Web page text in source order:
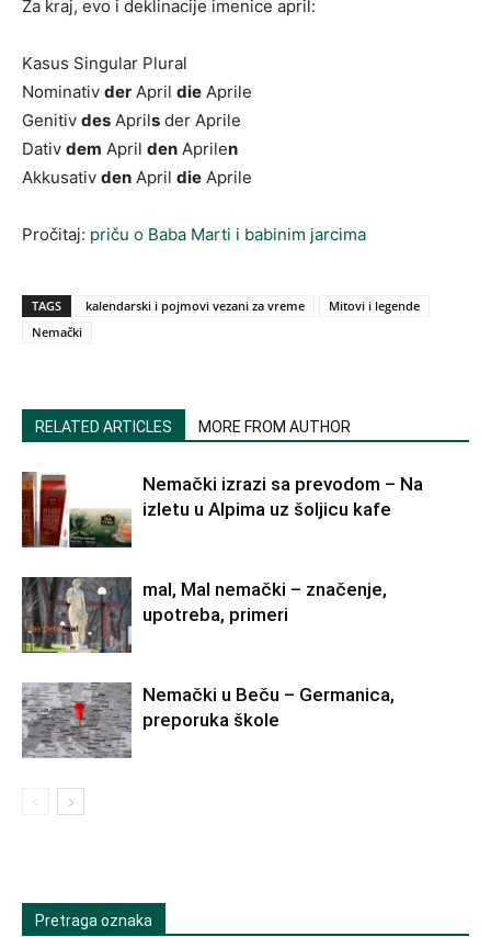
Za kraj, evo i deklinacije imenice april:
Kasus Singular Plural
Nominativ der April die Aprile
Genitiv des Aprils der Aprile
Dativ dem April den Aprilen
Akkusativ den April die Aprile
Pročitaj: priču o Baba Marti i babinim jarcima
TAGS kalendarski i pojmovi vezani za vreme
Mitovi i legende
Nemački
RELATED ARTICLES MORE FROM AUTHOR
Nemački izrazi sa prevodom – Na
izletu u Alpima uz šoljicu kafe
mal, Mal nemački – značenje,
upotreba, primeri
Nemački u Beču – Germanica,
preporuka škole
Pretraga oznaka